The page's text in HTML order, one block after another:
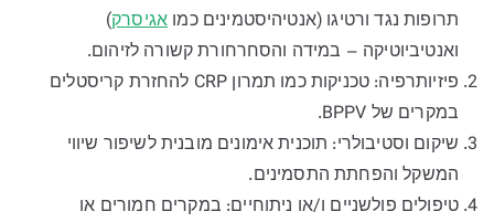
תרופות נגד ורטיגו (אנטיהיסטמינים כמו אגיסרק)
ואנטיביוטיקה – במידה והסחרחורת קשורה לזיהום.
פיזיותרפיה: טכניקות כמו תמרון CRP להחזרת קריסטלים
במקרים של BPPV.
שיקום וסטיבולרי: תוכנית אימונים מובנית לשיפור שיווי
המשקל והפחתת התסמינים.
טיפולים פולשניים ו/או ניתוחיים: במקרים חמורים או